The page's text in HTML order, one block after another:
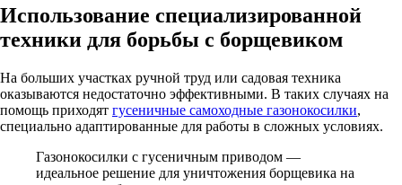
Использование специализированной
техники для борьбы с борщевиком
На больших участках ручной труд или садовая техника
оказываются недостаточно эффективными. В таких случаях на
помощь приходят гусеничные самоходные газонокосилки,
специально адаптированные для работы в сложных условиях.
Газонокосилки с гусеничным приводом —
идеальное решение для уничтожения борщевика на